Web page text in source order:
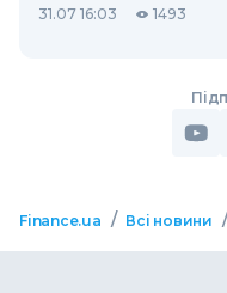
31.07 16:03 1493
Finance.ua / Всі новини /